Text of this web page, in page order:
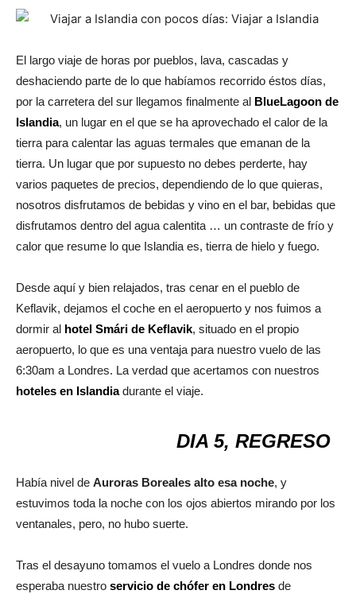
El largo viaje de horas por pueblos, lava, cascadas y
deshaciendo parte de lo que habíamos recorrido éstos días,
por la carretera del sur llegamos finalmente al BlueLagoon de
Islandia, un lugar en el que se ha aprovechado el calor de la
tierra para calentar las aguas termales que emanan de la
tierra. Un lugar que por supuesto no debes perderte, hay
varios paquetes de precios, dependiendo de lo que quieras,
nosotros disfrutamos de bebidas y vino en el bar, bebidas que
disfrutamos dentro del agua calentita … un contraste de frío y
calor que resume lo que Islandia es, tierra de hielo y fuego.
Desde aquí y bien relajados, tras cenar en el pueblo de
Keflavik, dejamos el coche en el aeropuerto y nos fuimos a
dormir al hotel Smári de Keflavik, situado en el propio
aeropuerto, lo que es una ventaja para nuestro vuelo de las
6:30am a Londres. La verdad que acertamos con nuestros
hoteles en Islandiadurante el viaje.
DIA 5, REGRESO
Había nivel de Auroras Boreales alto esa noche, y
estuvimos toda la noche con los ojos abiertos mirando por los
ventanales, pero, no hubo suerte.
Tras el desayuno tomamos el vuelo a Londres donde nos
esperaba nuestro servicio de chófer en Londres de